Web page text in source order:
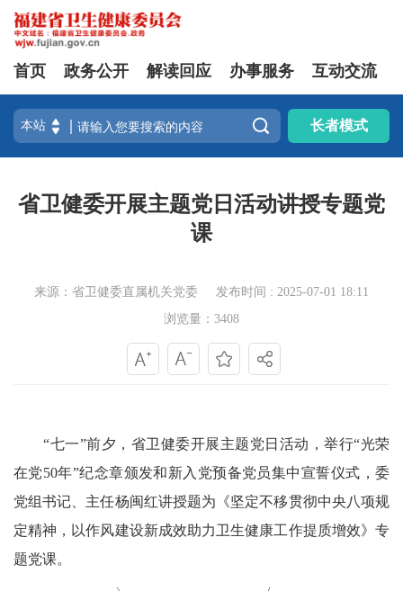
首页 政务公开 解读回应 办事服务 互动交流
 长者模式
省卫健委开展主题党日活动讲授专题党
课
来源：省卫健委直属机关党委
发布时间 : 2025-07-01 18:11
浏览量：3408
“七一”前夕，省卫健委开展主题党日活动，举行“光荣
在党50年”纪念章颁发和新入党预备党员集中宣誓仪式，委
党组书记、主任杨闽红讲授题为《坚定不移贯彻中央八项规
定精神，以作风建设新成效助力卫生健康工作提质增效》专
题党课。